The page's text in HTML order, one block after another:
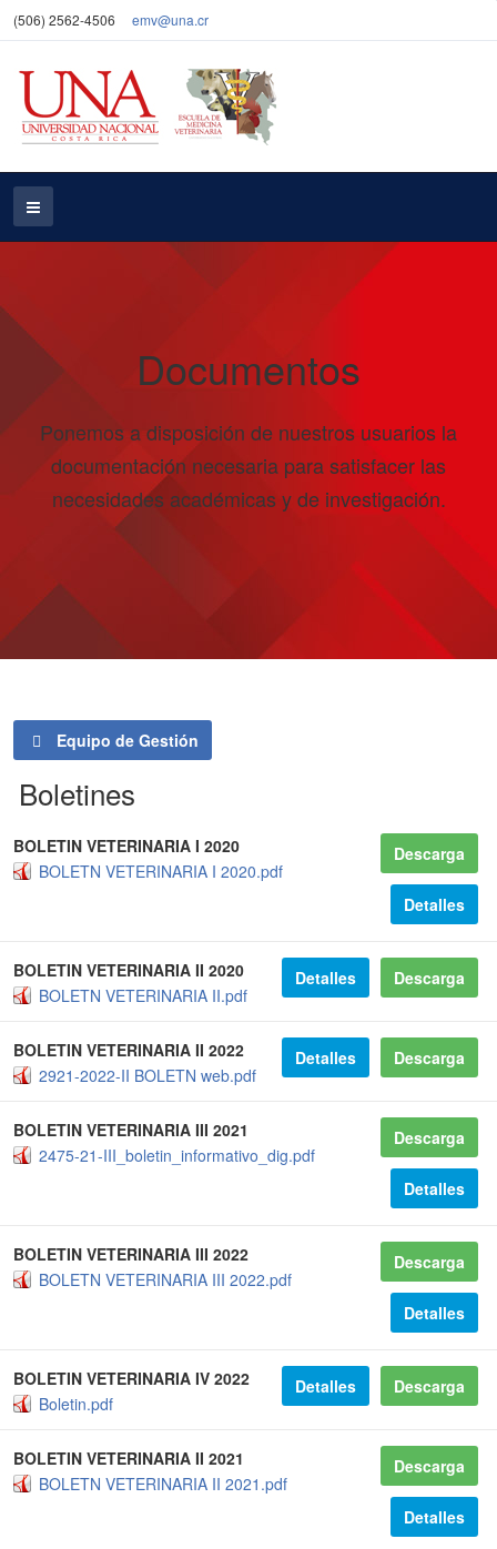
(506) 2562-4506 emv@una.cr
Documentos
Ponemos a disposición de nuestros usuarios la
documentación necesaria para satisfacer las
necesidades académicas y de investigación.
Equipo de Gestión
Boletines
BOLETIN VETERINARIA I 2020
BOLETN VETERINARIA I 2020.pdf
Descarga
Detalles
BOLETIN VETERINARIA II 2020
BOLETN VETERINARIA II.pdf
Descarga
Detalles
BOLETIN VETERINARIA II 2022
2921-2022-II BOLETN web.pdf
Descarga
Detalles
BOLETIN VETERINARIA III 2021
2475-21-III_boletin_informativo_dig.pdf
Descarga
Detalles
BOLETIN VETERINARIA III 2022
BOLETN VETERINARIA III 2022.pdf
Descarga
Detalles
BOLETIN VETERINARIA IV 2022
Boletin.pdf
Descarga
Detalles
BOLETIN VETERINARIA II 2021
BOLETN VETERINARIA II 2021.pdf
Descarga
Detalles